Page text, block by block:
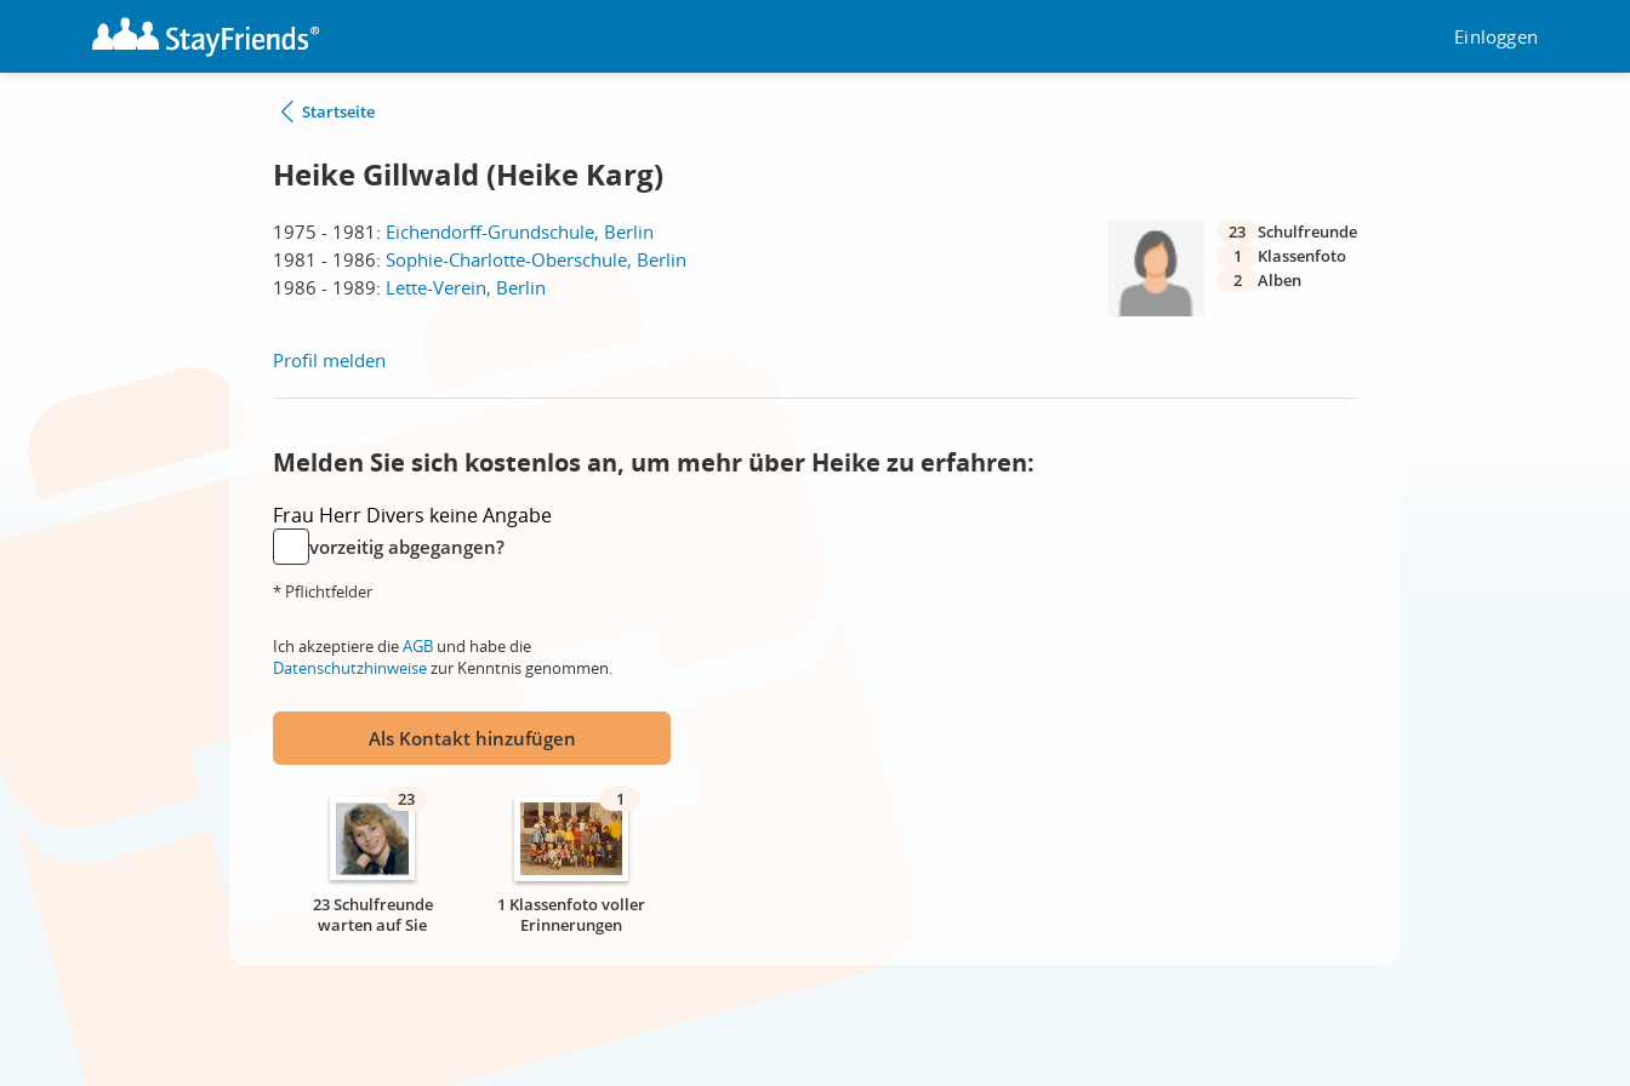
Einloggen
Startseite
Heike Gillwald (Heike Karg)
1975 - 1981: Eichendorff-Grundschule, Berlin
1981 - 1986: Sophie-Charlotte-Oberschule, Berlin
1986 - 1989: Lette-Verein, Berlin
23 Schulfreunde
1
Klassenfoto
2
Alben
Profil melden
Melden Sie sich kostenlos an, um mehr über Heike zu erfahren:
Frau Herr Divers keine Angabe
vorzeitig abgegangen?
* Pflichtfelder
Ich akzeptiere dieAGB und habe die
Datenschutzhinweisezur Kenntnis genommen.
Als Kontakt hinzufügen
23
23 Schulfreunde
warten auf Sie
1
1 Klassenfoto voller
Erinnerungen